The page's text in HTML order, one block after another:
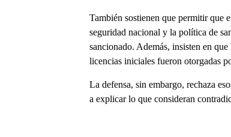
También sostienen que permitir que
seguridad nacional y la política de
sancionado. Además, insisten en
licencias iniciales fueron otorgadas
La defensa, sin embargo, rechaza
a explicar lo que consideran